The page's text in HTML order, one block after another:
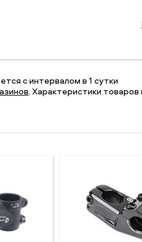
с интервалом в 1 сутки
. Характеристики товаров